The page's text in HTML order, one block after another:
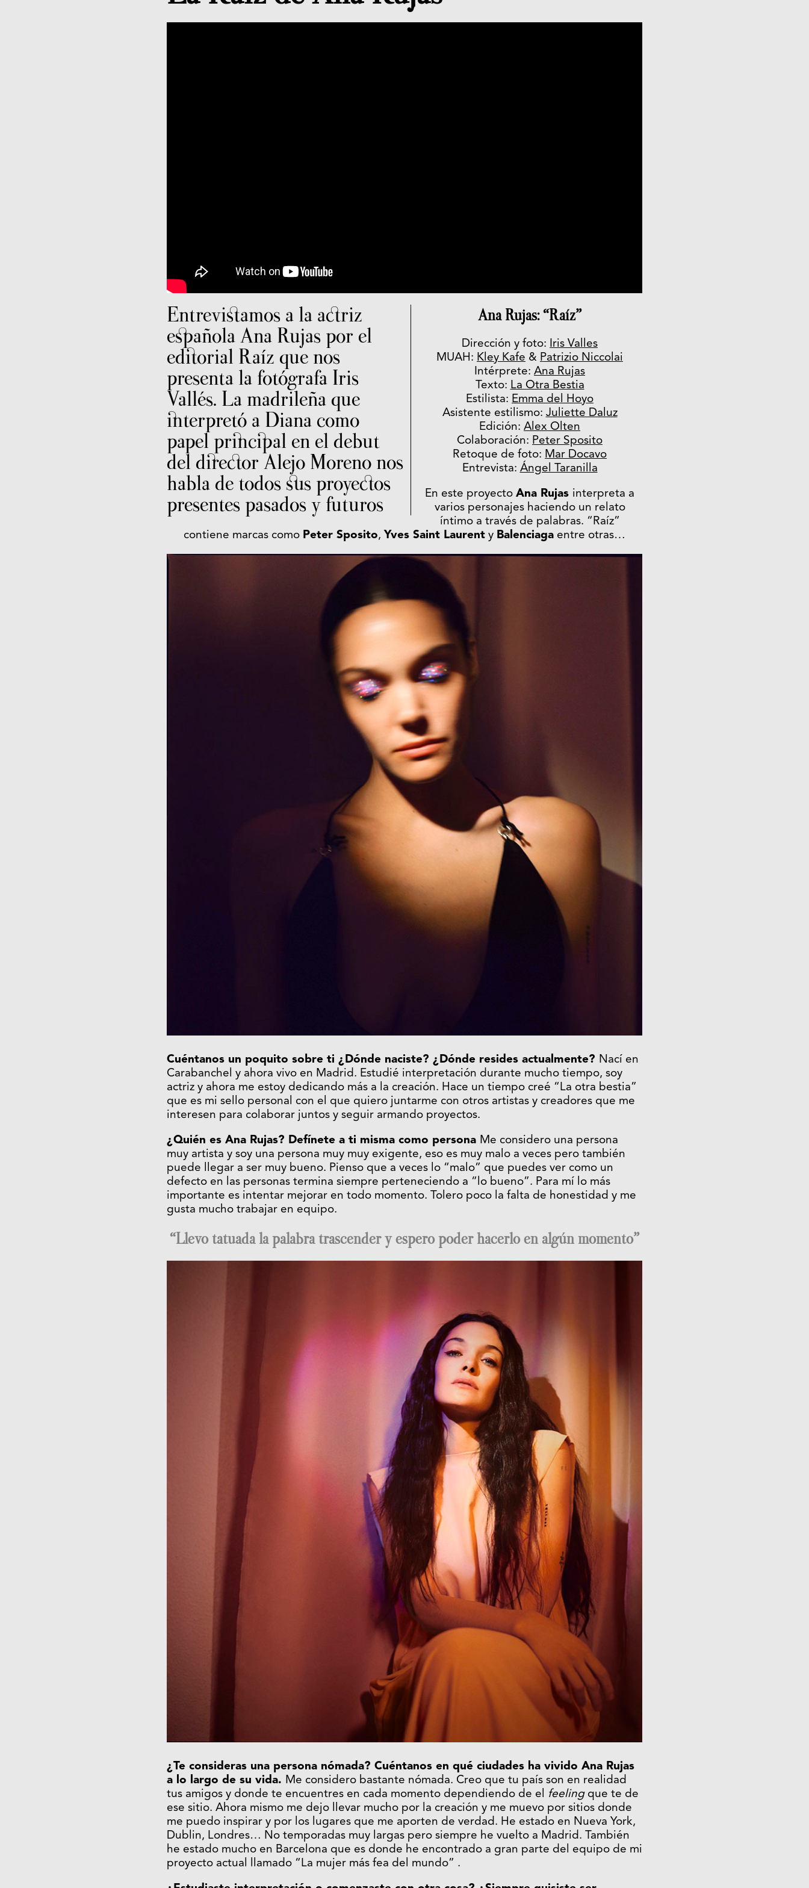
Entrevistamos a la actriz
española Ana Rujas por el
editorial Raíz que nos
presenta la fotógrafa Iris
Vallés. La madrileña que
interpretó a Diana como
papel principal en el debut
del director Alejo Moreno nos
habla de todos sus proyectos
presentes pasados y futuros
Ana Rujas: “Raíz”
Dirección y foto: Iris Valles
MUAH: Kley Kafe & Patrizio Niccolai
Intérprete: Ana Rujas
Texto: La Otra Bestia
Estilista: Emma del Hoyo
Asistente estilismo: Juliette Daluz
Edición: Alex Olten
Colaboración: Peter Sposito
Retoque de foto: Mar Docavo
Entrevista: Ángel Taranilla
En este proyecto Ana Rujas interpreta a
varios personajes haciendo un relato
íntimo a través de palabras. “Raíz”
contiene marcas como Peter Sposito, Yves Saint Laurent y Balenciaga entre otras…
Cuéntanos un poquito sobre ti ¿Dónde naciste? ¿Dónde resides actualmente? Nací en
Carabanchel y ahora vivo en Madrid. Estudié interpretación durante mucho tiempo, soy
actriz y ahora me estoy dedicando más a la creación. Hace un tiempo creé “La otra bestia”
que es mi sello personal con el que quiero juntarme con otros artistas y creadores que me
interesen para colaborar juntos y seguir armando proyectos.
¿Quién es Ana Rujas? Defínete a ti misma como persona Me considero una persona
muy artista y soy una persona muy muy exigente, eso es muy malo a veces pero también
puede llegar a ser muy bueno. Pienso que a veces lo “malo” que puedes ver como un
defecto en las personas termina siempre perteneciendo a “lo bueno”. Para mí lo más
importante es intentar mejorar en todo momento. Tolero poco la falta de honestidad y me
gusta mucho trabajar en equipo.
“Llevo tatuada la palabra trascender y espero poder hacerlo en algún momento”
¿Te consideras una persona nómada? Cuéntanos en qué ciudades ha vivido Ana Rujas
a lo largo de su vida. Me considero bastante nómada. Creo que tu país son en realidad
tus amigos y donde te encuentres en cada momento dependiendo de el feelingque te de
ese sitio. Ahora mismo me dejo llevar mucho por la creación y me muevo por sitios donde
me puedo inspirar y por los lugares que me aporten de verdad. He estado en Nueva York,
Dublin, Londres… No temporadas muy largas pero siempre he vuelto a Madrid. También
he estado mucho en Barcelona que es donde he encontrado a gran parte del equipo de mi
proyecto actual llamado “La mujer más fea del mundo” .